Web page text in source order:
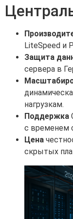
LiteSpeed и
Защита
сервера в
нагрузкам.
Поддержка
с временем
Цена
скрытых